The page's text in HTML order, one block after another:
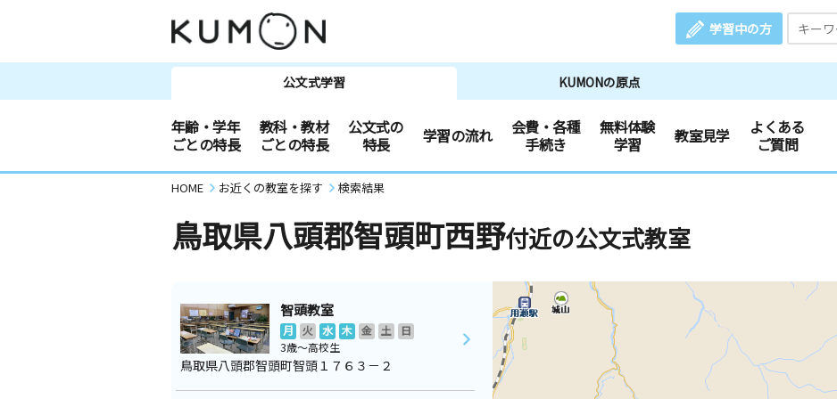
学習中の方
公文式学習 KUMONの原点
年齢・学年
ごとの特長
教科・教材
ごとの特長
公文式の
特長
学習の流れ
会費・各種
手続き
無料体験
学習
教室見学
よくある
ご質問
HOME お近くの教室を探す 検索結果
鳥取県八頭郡智頭町西野付近の公文式教室
智頭教室
月 火 水 木 金 土
日
3歳～高校生
鳥取県八頭郡智頭町智頭１７６３－２